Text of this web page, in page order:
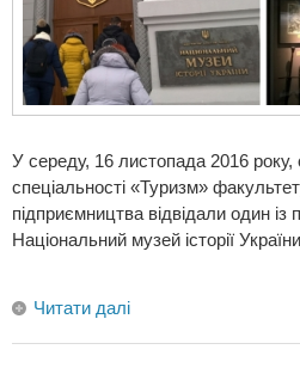
У середу, 16 листопада 2016 року,
спеціальності «Туризм»
підприємництва відвідали один із
Національний музей історії
Читати далі